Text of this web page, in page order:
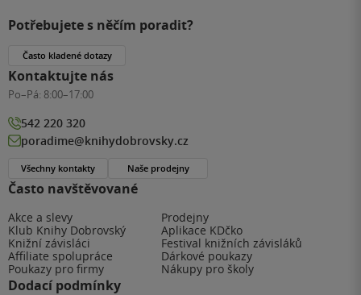
Často navštěvované
Akce a slevy
Prodejny
Klub Knihy Dobrovský
Aplikace KDčko
Knižní závisláci
Festival knižních závisláků
Affiliate spolupráce
Dárkové poukazy
Poukazy pro firmy
Nákupy pro školy
Dodací podmínky
Potřebujete s něčím poradit?
Často kladené dotazy
Kontaktujte nás
Po–Pá: 8:00–17:00
542 220 320
poradime@knihydobrovsky.cz
Všechny kontakty Naše prodejny